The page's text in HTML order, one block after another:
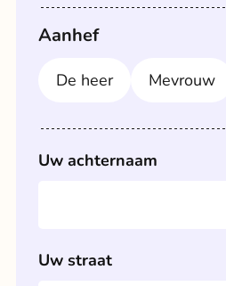
Aanhef
De heer Mevrouw
Uw achternaam
Uw straat